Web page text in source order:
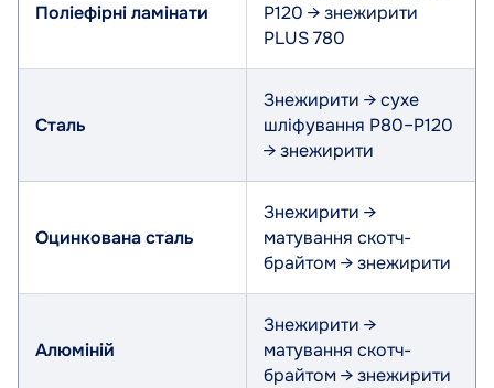
Поліефірні ламінати
P120 → знежирити
PLUS 780
Сталь
Знежирити → сухе
шліфування P80–P120
→ знежирити
Оцинкована сталь
Знежирити →
матування скотч-
брайтом → знежирити
Алюміній
Знежирити →
матування скотч-
брайтом → знежирити